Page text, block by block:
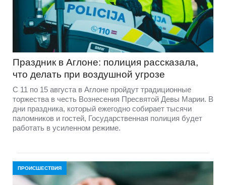
Праздник в Аглоне: полиция рассказала,
что делать при воздушной угрозе
С 11 по 15 августа в Аглоне пройдут традиционные
торжества в честь Вознесения Пресвятой Девы Марии. В
дни праздника, который ежегодно собирает тысячи
паломников и гостей, Государственная полиция будет
работать в усиленном режиме.
ПРОИСШЕСТВИЯ